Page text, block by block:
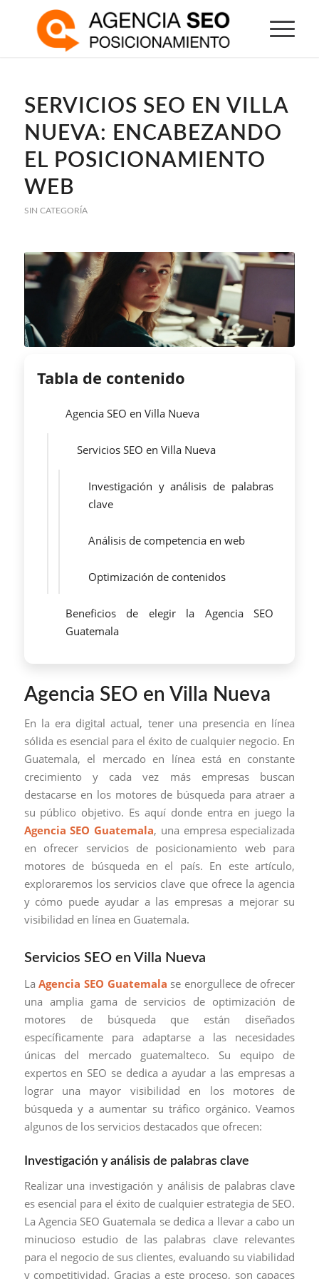
SERVICIOS SEO EN VILLA
NUEVA: ENCABEZANDO
EL POSICIONAMIENTO
WEB
SIN CATEGORÍA
Tabla de contenido
Agencia SEO en Villa Nueva
Servicios SEO en Villa Nueva
Investigación y análisis de palabras
clave
Análisis de competencia en web
Optimización de contenidos
Beneficios de elegir la Agencia SEO
Guatemala
Agencia SEO en Villa Nueva
En la era digital actual, tener una presencia en línea
sólida es esencial para el éxito de cualquier negocio. En
Guatemala, el mercado en línea está en constante
crecimiento y cada vez más empresas buscan
destacarse en los motores de búsqueda para atraer a
su público objetivo. Es aquí donde entra en juego la
Agencia SEO Guatemala, una empresa especializada
en ofrecer servicios de posicionamiento web para
motores de búsqueda en el país. En este artículo,
exploraremos los servicios clave que ofrece la agencia
y cómo puede ayudar a las empresas a mejorar su
visibilidad en línea en Guatemala.
Servicios SEO en Villa Nueva
LaAgencia SEO Guatemala se enorgullece de ofrecer
una amplia gama de servicios de optimización de
motores de búsqueda que están diseñados
específicamente para adaptarse a las necesidades
únicas del mercado guatemalteco. Su equipo de
expertos en SEO se dedica a ayudar a las empresas a
lograr una mayor visibilidad en los motores de
búsqueda y a aumentar su tráfico orgánico. Veamos
algunos de los servicios destacados que ofrecen:
Investigación y análisis de palabras clave
Realizar una investigación y análisis de palabras clave
es esencial para el éxito de cualquier estrategia de SEO.
La Agencia SEO Guatemala se dedica a llevar a cabo un
minucioso estudio de las palabras clave relevantes
para el negocio de sus clientes, evaluando su viabilidad
y competitividad. Gracias a este proceso, son capaces